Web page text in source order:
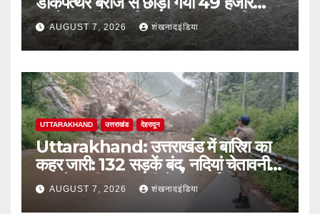
क्यूसेक पानी; जलविद्युत उत्पादन प्रभावित
AUGUST 7, 2026 शंखनादइंडिया
UTTARAKHAND उत्तराखंड देहरादून
Uttarakhand: उत्तराखंड में बारिश का
कहर जारी: 132 सड़कें बंद, नदियां चेतावनी
स्तर के करीब; आज भी येलो अलर्ट
AUGUST 7, 2026 शंखनादइंडिया